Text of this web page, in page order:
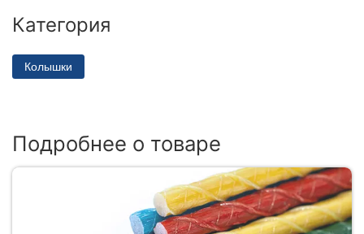
Категория
Колышки
Подробнее о товаре